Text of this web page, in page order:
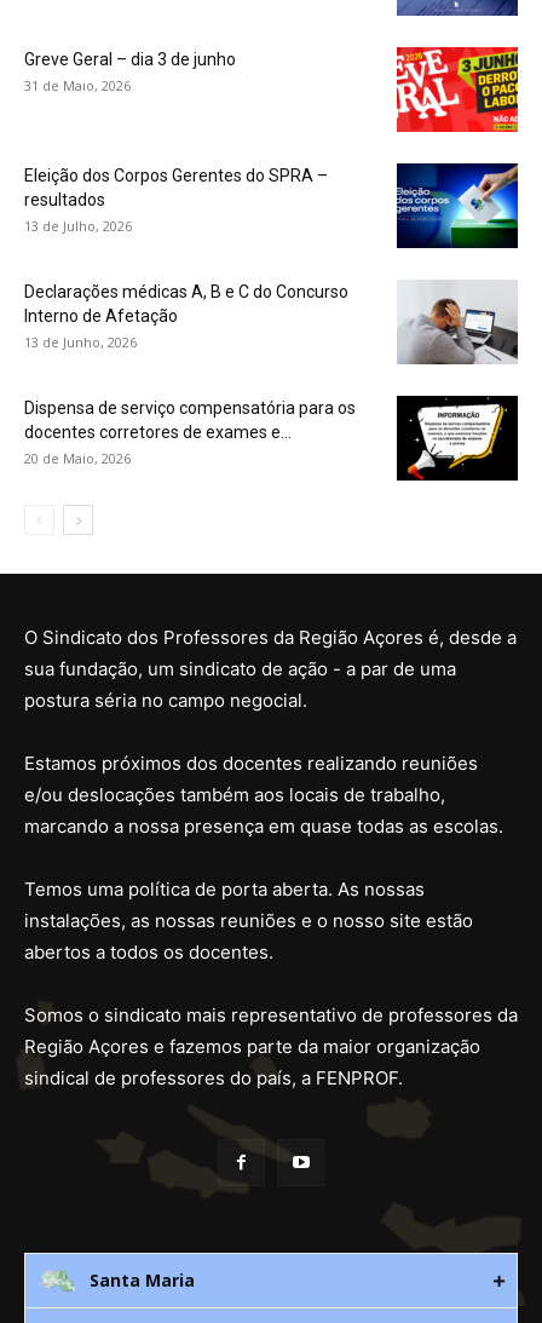
Greve Geral – dia 3 de junho
31 de Maio, 2026
Eleição dos Corpos Gerentes do SPRA –
resultados
13 de Julho, 2026
Declarações médicas A, B e C do Concurso
Interno de Afetação
13 de Junho, 2026
Dispensa de serviço compensatória para os
docentes corretores de exames e...
20 de Maio, 2026
O Sindicato dos Professores da Região Açores é, desde a
sua fundação, um sindicato de ação - a par de uma
postura séria no campo negocial.
Estamos próximos dos docentes realizando reuniões
e/ou deslocações também aos locais de trabalho,
marcando a nossa presença em quase todas as escolas.
Temos uma política de porta aberta. As nossas
instalações, as nossas reuniões e o nosso site estão
abertos a todos os docentes.
Somos o sindicato mais representativo de professores da
Região Açores e fazemos parte da maior organização
sindical de professores do país, a FENPROF.
Santa Maria